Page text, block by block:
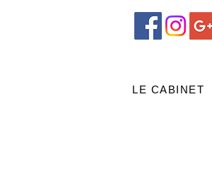
LE CABINET